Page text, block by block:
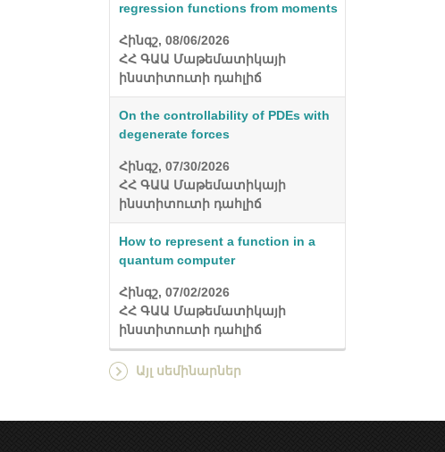
regression functions from moments
Հինգշ, 08/06/2026
ՀՀ ԳԱԱ Մաթեմատիկայի
ինստիտուտի դահլիճ
On the controllability of PDEs with
degenerate forces
Հինգշ, 07/30/2026
ՀՀ ԳԱԱ Մաթեմատիկայի
ինստիտուտի դահլիճ
How to represent a function in a
quantum computer
Հինգշ, 07/02/2026
ՀՀ ԳԱԱ Մաթեմատիկայի
ինստիտուտի դահլիճ
Այլ սեմինարներ